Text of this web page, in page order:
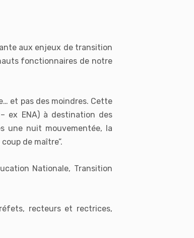
aux enjeux de transition
fonctionnaires de notre
et pas des moindres. Cette
ex ENA) à destination des
une nuit mouvementée, la
de maître”.
Nationale, Transition
recteurs et rectrices,